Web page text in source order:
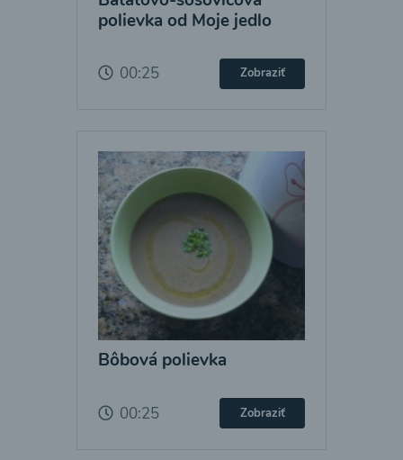
polievka od Moje jedlo
00:25 Zobraziť
Bôbová polievka
00:25 Zobraziť